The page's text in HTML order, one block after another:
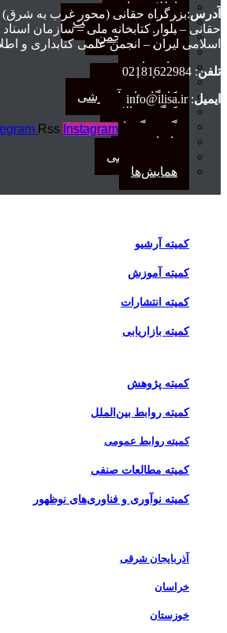
اطلاعیه‌ها
اطلاعیه‌های عضویت
افتخارات انجمن
انتصاب‌ها
بیانیه‌ها
رویدادهای مهم
کارگاه‌های آموزشی
کنگره سالانه
گفت‌وگوها
یادداشت
مجمع عمومی
همایش‌ها
کمیته آرشیو
کمیته آموزش
کمیته انتشارات
کمیته بازاریابی
کمیته پژوهش
کمیته روابط بین‌الملل
کمیته روابط عمومی
کمیته مطالعات صنفی
کمیته نوآوری و فناوری‌های نوظهور
آذربایجان شرقی
خراسان
خوزستان
آدرس:بزرگراه حقانی (محور غرب به شرق)
حقانی – بلوار كتابخانه ملی – سازمان
اسلامی ايران – انجمن علمی کتابداری و
تلفن: 02181622984
ایمیل: info@ilisa.ir
Rss Instagram